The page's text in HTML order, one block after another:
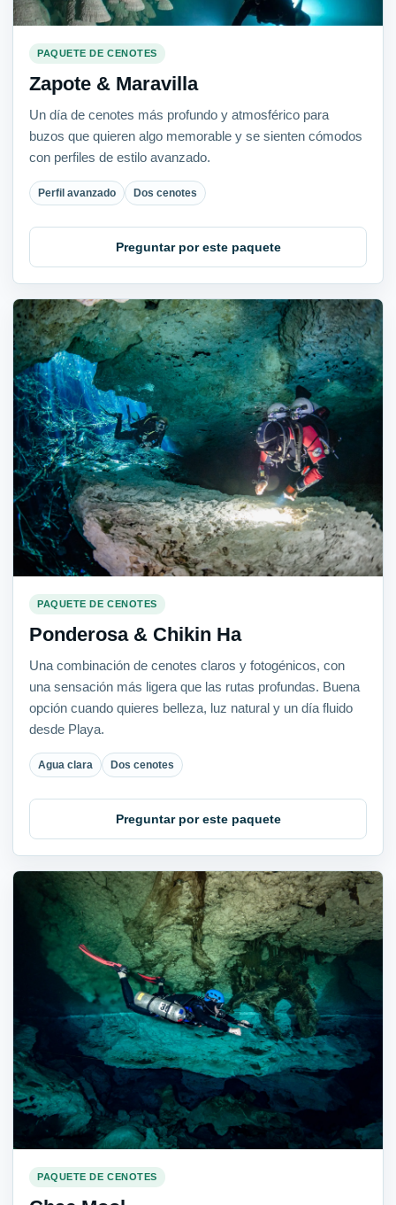
PAQUETE DE CENOTES
Zapote & Maravilla
Un día de cenotes más profundo y atmosférico para
buzos que quieren algo memorable y se sienten cómodos
con perfiles de estilo avanzado.
Perfil avanzado Dos cenotes
Preguntar por este paquete
PAQUETE DE CENOTES
Ponderosa & Chikin Ha
Una combinación de cenotes claros y fotogénicos, con
una sensación más ligera que las rutas profundas. Buena
opción cuando quieres belleza, luz natural y un día fluido
desde Playa.
Agua clara Dos cenotes
Preguntar por este paquete
PAQUETE DE CENOTES